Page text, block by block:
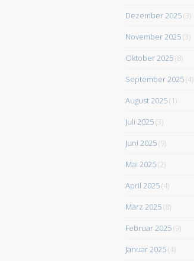
Dezember 2025(3)
November 2025(3)
Oktober 2025(8)
September 2025(4)
August 2025(1)
Juli 2025(3)
Juni 2025(9)
Mai 2025(2)
April 2025(4)
März 2025(8)
Februar 2025(9)
Januar 2025(4)